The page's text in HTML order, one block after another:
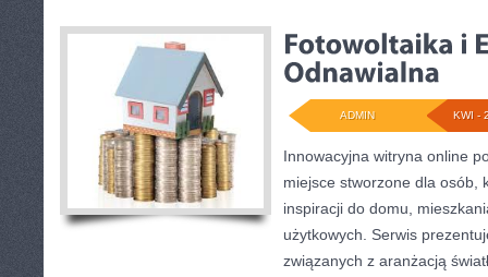
KWI -
ADMIN
Innowacyjna witryna online
miejsce stworzone dla osób,
inspiracji do domu,
użytkowych. Serwis
związanych z aranżacją